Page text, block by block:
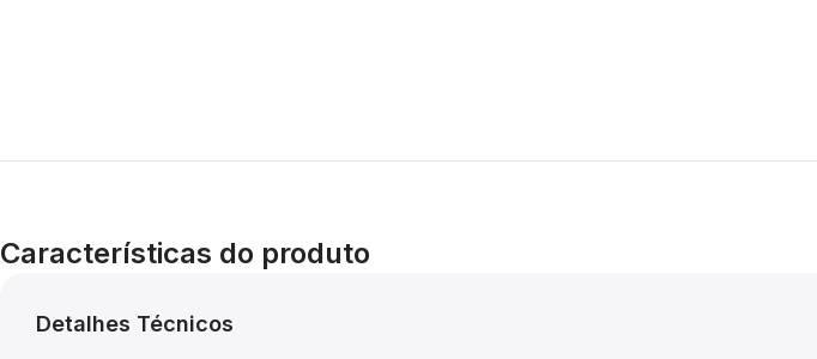
Características do produto
Detalhes Técnicos